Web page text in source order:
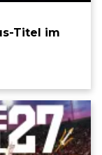
Titel im